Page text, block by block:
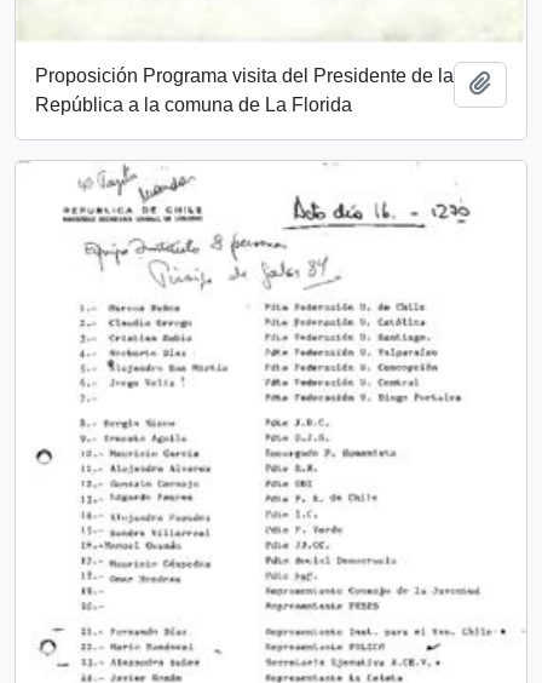
Proposición Programa visita del Presidente de la
República a la comuna de La Florida